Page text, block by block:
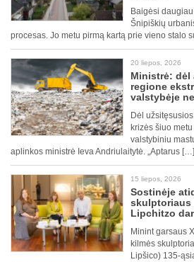
Baigėsi
Šnipiškių
procesas. Jo metu pirmą kartą prie vieno stalo
20 liepos, 2026
Ministrė: dėl
regione
valstybėje
Dėl
krizės šiuo
valstybiniu
aplinkos ministrė Ieva Andriulaitytė. „Aptarus […]
15 liepos, 2026
Sostinėje
skulptoriaus
Lipchitzo
Minint garsaus
kilmės
Lipšico) 135-